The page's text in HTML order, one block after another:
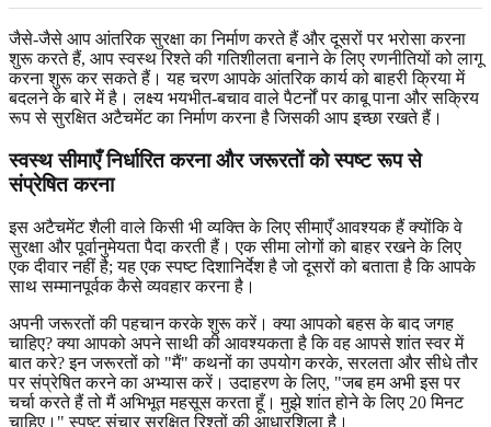
जैसे-जैसे आप आंतरिक सुरक्षा का निर्माण करते हैं और दूसरों पर भरोसा करना
शुरू करते हैं, आप स्वस्थ रिश्ते की गतिशीलता बनाने के लिए रणनीतियों को लागू
करना शुरू कर सकते हैं। यह चरण आपके आंतरिक कार्य को बाहरी क्रिया में
बदलने के बारे में है। लक्ष्य भयभीत-बचाव वाले पैटर्नों पर काबू पाना और सक्रिय
रूप से सुरक्षित अटैचमेंट का निर्माण करना है जिसकी आप इच्छा रखते हैं।
स्वस्थ सीमाएँ निर्धारित करना और जरूरतों को स्पष्ट रूप से
संप्रेषित करना
इस अटैचमेंट शैली वाले किसी भी व्यक्ति के लिए सीमाएँ आवश्यक हैं क्योंकि वे
सुरक्षा और पूर्वानुमेयता पैदा करती हैं। एक सीमा लोगों को बाहर रखने के लिए
एक दीवार नहीं है; यह एक स्पष्ट दिशानिर्देश है जो दूसरों को बताता है कि आपके
साथ सम्मानपूर्वक कैसे व्यवहार करना है।
अपनी जरूरतों की पहचान करके शुरू करें। क्या आपको बहस के बाद जगह
चाहिए? क्या आपको अपने साथी की आवश्यकता है कि वह आपसे शांत स्वर में
बात करे? इन जरूरतों को "मैं" कथनों का उपयोग करके, सरलता और सीधे तौर
पर संप्रेषित करने का अभ्यास करें। उदाहरण के लिए, "जब हम अभी इस पर
चर्चा करते हैं तो मैं अभिभूत महसूस करता हूँ। मुझे शांत होने के लिए 20 मिनट
चाहिए।" स्पष्ट संचार सुरक्षित रिश्तों की आधारशिला है।